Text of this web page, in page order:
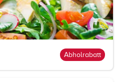
Abholrabatt